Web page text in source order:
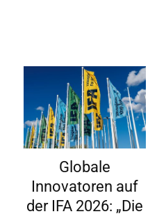
Globale
Innovatoren auf
der IFA 2026: „Die